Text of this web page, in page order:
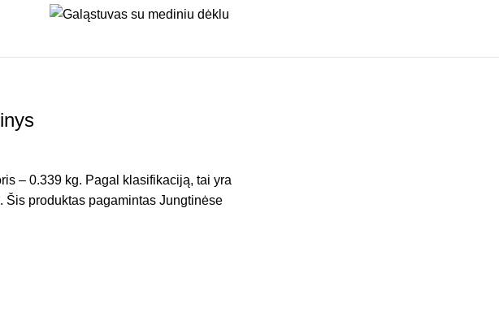
– 0.339 kg. Pagal klasifikaciją, tai yra
produktas pagamintas Jungtinėse